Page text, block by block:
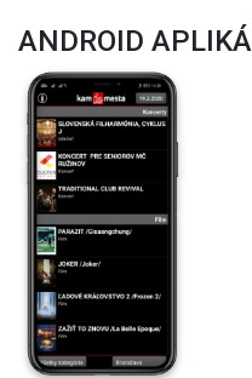
ANDROID